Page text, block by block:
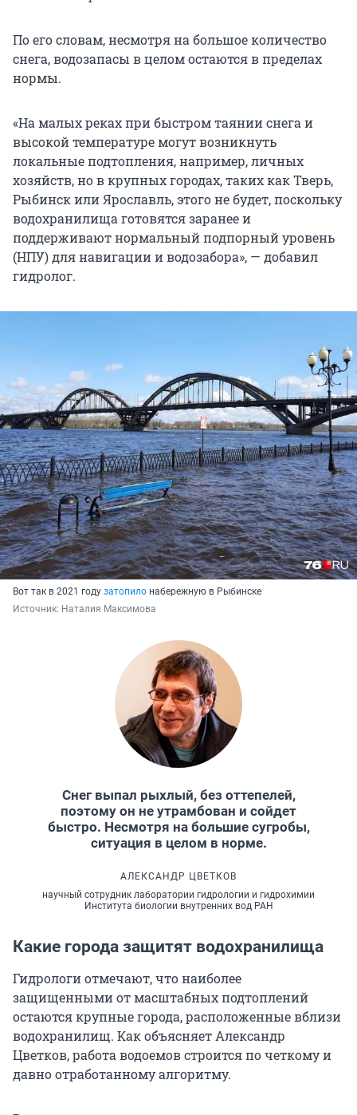
По его словам, несмотря на большое количество
снега, водозапасы в целом остаются в пределах
нормы.
«На малых реках при быстром таянии снега и
высокой температуре могут возникнуть
локальные подтопления, например, личных
хозяйств, но в крупных городах, таких как Тверь,
Рыбинск или Ярославль, этого не будет, поскольку
водохранилища готовятся заранее и
поддерживают нормальный подпорный уровень
(НПУ) для навигации и водозабора», — добавил
гидролог.
Вот так в 2021 году затопило набережную в Рыбинске
Источник: Наталия Максимова
Снег выпал рыхлый, без оттепелей,
поэтому он не утрамбован и сойдет
быстро. Несмотря на большие сугробы,
ситуация в целом в норме.
АЛЕКСАНДР ЦВЕТКОВ
научный сотрудник лаборатории гидрологии и гидрохимии
Института биологии внутренних вод РАН
Какие города защитят водохранилища
Гидрологи отмечают, что наиболее
защищенными от масштабных подтоплений
остаются крупные города, расположенные вблизи
водохранилищ. Как объясняет Александр
Цветков, работа водоемов строится по четкому и
давно отработанному алгоритму.